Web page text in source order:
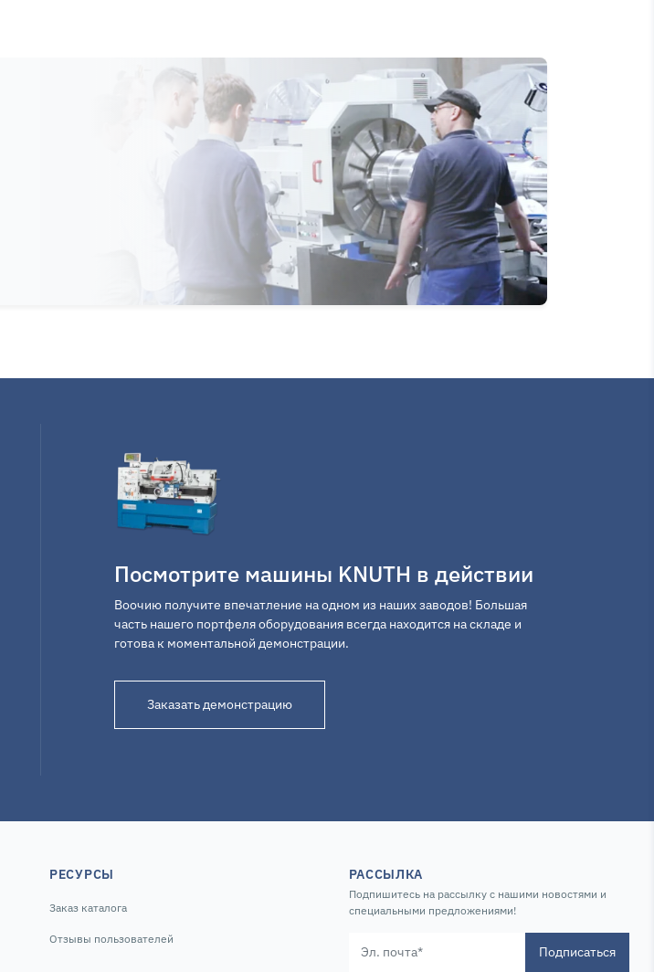
Посмотрите машины KNUTH в действии
Воочию получите впечатление на одном из наших заводов! Большая
часть нашего портфеля оборудования всегда находится на складе и
готова к моментальной демонстрации.
Заказать демонстрацию
РЕСУРСЫ
Заказ каталога
Отзывы пользователей
РАССЫЛКА
Подпишитесь на рассылку с нашими новостями и
специальными предложениями!
Подписаться